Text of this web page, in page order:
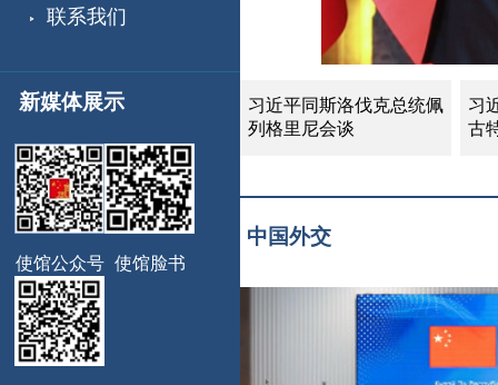
联系我们
新媒体展示
使馆公众号 使馆脸书
习近平同斯洛伐克总统佩
列格里尼会谈
习
古
中国外交